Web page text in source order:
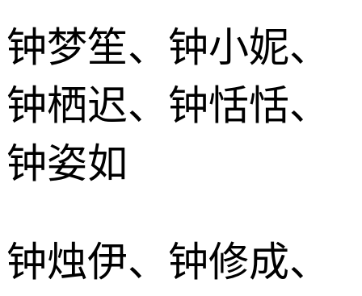
钟梦笙、钟小妮、
钟栖迟、钟恬恬、
钟姿如
钟烛伊、钟修成、